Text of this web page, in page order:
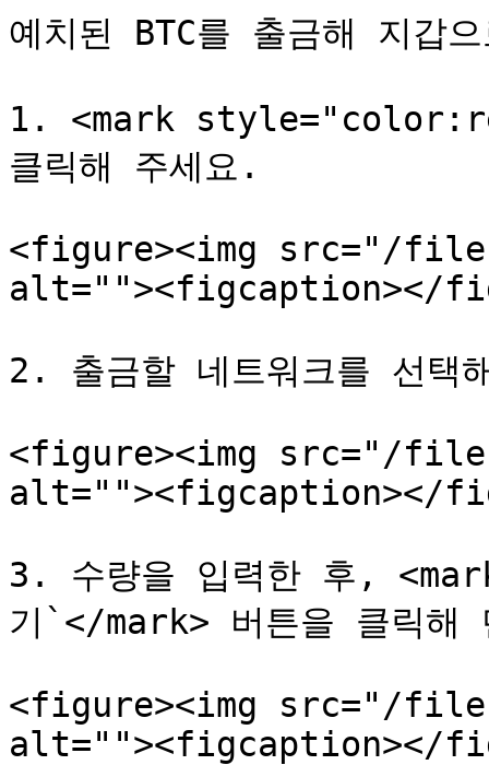
예치된 BTC를 출금해 지갑
1. <mark
클릭해 주세요.
<figure><img src="/files/
alt=""><figcaption></
2. 출금할 네트워크를 선택
<figure><img src="/files/
alt=""><figcaption></
3. 수량을 입력한 후,
기`</mark> 버튼을 클릭해
<figure><img src="/
alt=""><figcaption></